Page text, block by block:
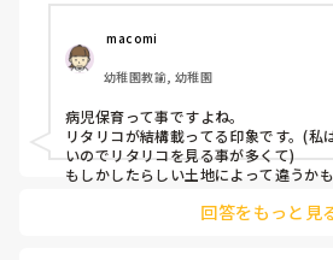
しかし、地方なのかそのような求人が
ほぼなく、ホームページなどもチェッ
していますが見つかりません😭
もともと、看護師を目指していたのも
もちろん医療的なことができないのは
わかっていますが💦
macomi
幼稚園教諭, 幼稚園
病児保育って事ですよね。
リタリコが結構載ってる印象です。(私
いのでリタリコを見る事が多くて)
もしかしたらしい土地によって違うか
回答をもっと見